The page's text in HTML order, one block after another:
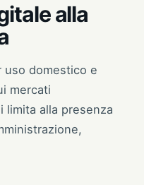
alla
uso domestico e
mercati
limita alla presenza